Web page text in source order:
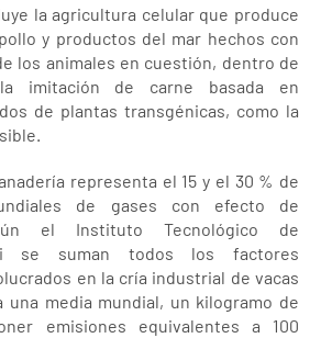
la agricultura celular que produce
y productos del mar hechos con
los animales en cuestión, dentro de
imitación de carne basada en
de plantas transgénicas, como la
representa el 15 y el 30 % de
de gases con efecto de
el Instituto Tecnológico de
si se suman todos los factores
en la cría industrial de vacas
una media mundial, un kilogramo de
emisiones equivalentes a 100